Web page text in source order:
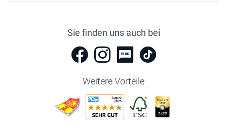
Sie finden uns auch bei
Weitere Vorteile